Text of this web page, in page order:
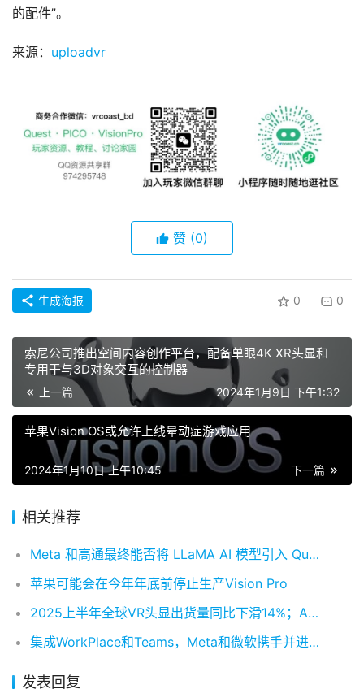
源
V
的配件”。
来源： uploadvr
赞 (0)
生成海报 0 0
索尼公司推出空间内容创作平台，配备单眼4K XR头显和
专用于与3D对象交互的控制器
上一篇 2024年1月9日 下午1:32
苹果Vision OS或允许上线晕动症游戏应用
下一篇
2024年1月10日 上午10:45
相关推荐
Meta 和高通最终能否将 LLaMA AI 模型引入 Quest ？
苹果可能会在今年年底前停止生产Vision Pro
2025上半年全球VR头显出货量同比下滑14%；AR智能眼镜有望迎来强劲增长
集成WorkPlace和Teams，Meta和微软携手并进元宇宙
发表回复